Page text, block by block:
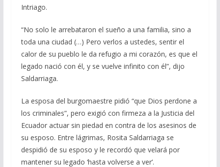
Intriago.
“No solo le arrebataron el sueño a una familia, sino a
toda una ciudad (…) Pero verlos a ustedes, sentir el
calor de su pueblo le da refugio a mi corazón, es que el
legado nació con él, y se vuelve infinito con él”, dijo
Saldarriaga.
La esposa del burgomaestre pidió “que Dios perdone a
los criminales”, pero exigió con firmeza a la Justicia del
Ecuador actuar sin piedad en contra de los asesinos de
su esposo. Entre lágrimas, Rosita Saldarriaga se
despidió de su esposo y le recordó que velará por
mantener su legado ‘hasta volverse a ver’.